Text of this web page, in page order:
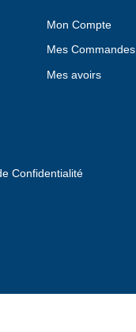
Mon Compte
Mes Commandes
Mes avoirs
Confidentialité